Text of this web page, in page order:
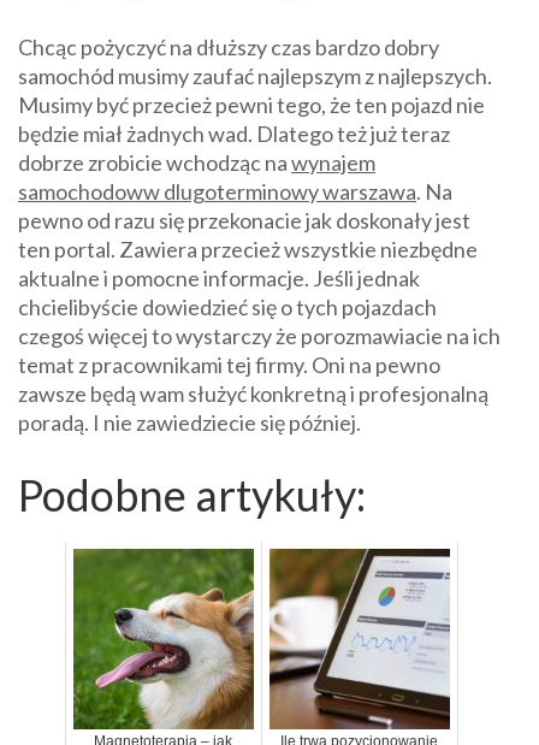
Chcąc pożyczyć na dłuższy czas bardzo dobry
samochód musimy zaufać najlepszym z najlepszych.
Musimy być przecież pewni tego, że ten pojazd nie
będzie miał żadnych wad. Dlatego też już teraz
dobrze zrobicie wchodząc nawynajem
samochodoww dlugoterminowy warszawa. Na
pewno od razu się przekonacie jak doskonały jest
ten portal. Zawiera przecież wszystkie niezbędne
aktualne i pomocne informacje. Jeśli jednak
chcielibyście dowiedzieć się o tych pojazdach
czegoś więcej to wystarczy że porozmawiacie na ich
temat z pracownikami tej firmy. Oni na pewno
zawsze będą wam służyć konkretną i profesjonalną
poradą. I nie zawiedziecie się później.
Podobne artykuły:
Magnetoterapia – jak Ile trwa pozycjonowanie